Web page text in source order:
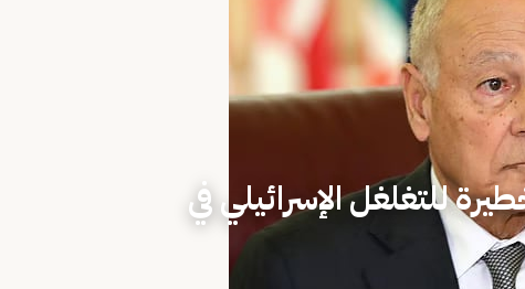
للتغلغل الإسرائيلي في